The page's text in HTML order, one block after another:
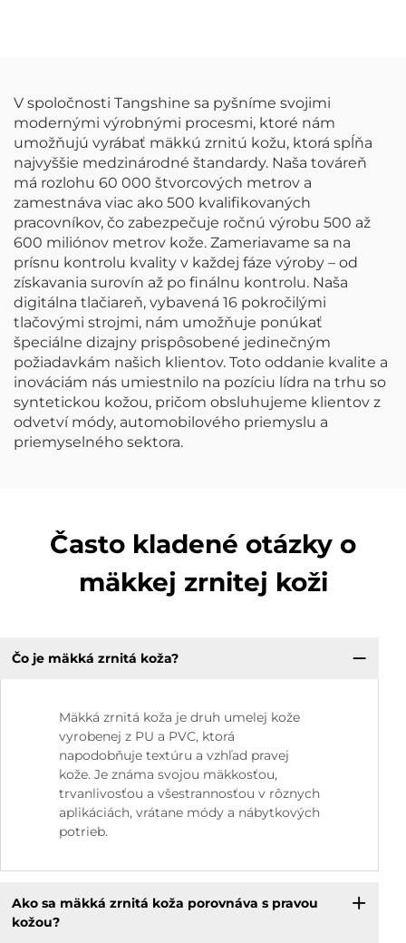
V spoločnosti Tangshine sa pyšníme svojimi
modernými výrobnými procesmi, ktoré nám
umožňujú vyrábať mäkkú zrnitú kožu, ktorá spĺňa
najvyššie medzinárodné štandardy. Naša továreň
má rozlohu 60 000 štvorcových metrov a
zamestnáva viac ako 500 kvalifikovaných
pracovníkov, čo zabezpečuje ročnú výrobu 500 až
600 miliónov metrov kože. Zameriavame sa na
prísnu kontrolu kvality v každej fáze výroby – od
získavania surovín až po finálnu kontrolu. Naša
digitálna tlačiareň, vybavená 16 pokročilými
tlačovými strojmi, nám umožňuje ponúkať
špeciálne dizajny prispôsobené jedinečným
požiadavkám našich klientov. Toto oddanie kvalite a
inováciám nás umiestnilo na pozíciu lídra na trhu so
syntetickou kožou, pričom obsluhujeme klientov z
odvetví módy, automobilového priemyslu a
priemyselného sektora.
Často kladené otázky o
mäkkej zrnitej koži
Čo je mäkká zrnitá koža?
Mäkká zrnitá koža je druh umelej kože
vyrobenej z PU a PVC, ktorá
napodobňuje textúru a vzhľad pravej
kože. Je známa svojou mäkkosťou,
trvanlivosťou a všestrannosťou v rôznych
aplikáciách, vrátane módy a nábytkových
potrieb.
Ako sa mäkká zrnitá koža porovnáva s pravou
kožou?